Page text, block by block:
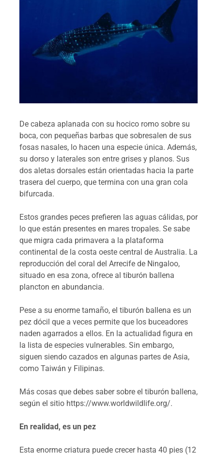
De cabeza aplanada con su hocico romo sobre su
boca, con pequeñas barbas que sobresalen de sus
fosas nasales, lo hacen una especie única. Además,
su dorso y laterales son entre grises y planos. Sus
dos aletas dorsales están orientadas hacia la parte
trasera del cuerpo, que termina con una gran cola
bifurcada.
Estos grandes peces prefieren las aguas cálidas, por
lo que están presentes en mares tropales. Se sabe
que migra cada primavera a la plataforma
continental de la costa oeste central de Australia. La
reproducción del coral del Arrecife de Ningaloo,
situado en esa zona, ofrece al tiburón ballena
plancton en abundancia.
Pese a su enorme tamaño, el tiburón ballena es un
pez dócil que a veces permite que los buceadores
naden agarrados a ellos. En la actualidad figura en
la lista de especies vulnerables. Sin embargo,
siguen siendo cazados en algunas partes de Asia,
como Taiwán y Filipinas.
Más cosas que debes saber sobre el tiburón ballena,
según el sitio https://www.worldwildlife.org/.
En realidad, es un pez
Esta enorme criatura puede crecer hasta 40 pies (12